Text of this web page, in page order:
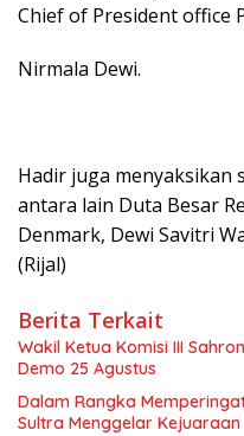
Chief of President office
Nirmala Dewi.
Hadir juga menyaksikan
antara lain Duta Besar
Denmark, Dewi Savitri
(Rijal)
Berita Terkait
Wakil Ketua Komisi III
Demo 25 Agustus
Dalam Rangka
Sultra Menggelar Kejuaraan